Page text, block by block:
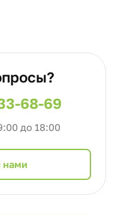
68-69
до 18:00
нами